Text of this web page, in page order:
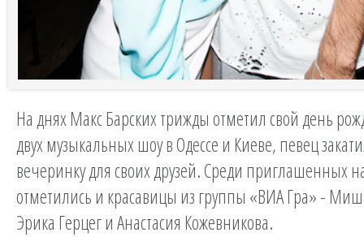
На днях Макс Барских трижды отметил свой день
двух музыкальных шоу в Одессе и Киеве, певец
вечеринку для своих друзей. Среди приглашенных
отметились и красавицы из группы «ВИА Гра» -
Эрика Герцег и Анастасия Кожевникова.